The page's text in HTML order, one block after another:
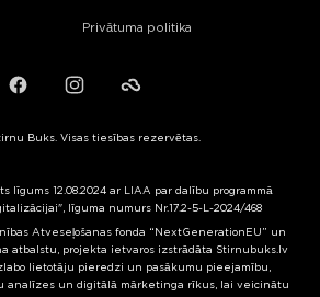
Privātuma politika
FacebookInstagramFailiem.lv
Buks. Visas tiesības rezervētas.
līgums 12.08.2024 ar LIAA par dalību programmā
līguma numurs Nr.17.2-5-L-2024/468
Atveseļošanas fonda “NextGenerationEU” un
atbalstu, projekta ietvaros izstrādāta Stirnubuks.lv
lietotāju pieredzi un pasākumu pieejamību,
analīzes un digitālā mārketinga rīkus, lai veicinātu